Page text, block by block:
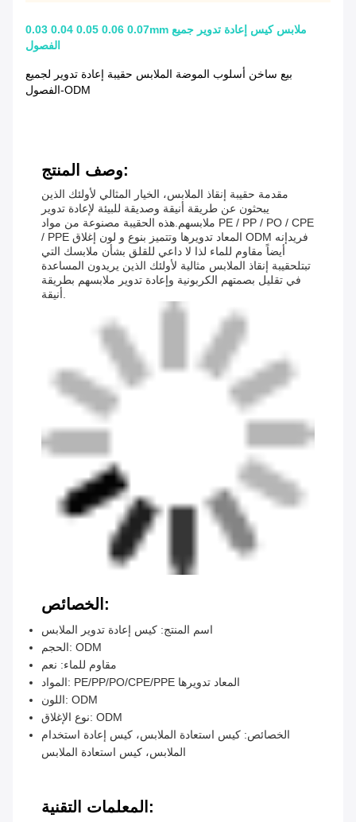
0.03 0.04 0.05 0.06 0.07mm ملابس كيس إعادة تدوير جميع
الفصول
بيع ساخن أسلوب الموضة الملابس حقيبة إعادة تدوير لجميع
الفصول-ODM
وصف المنتج:
مقدمة حقيبة إنقاذ الملابس، الخيار المثالي لأولئك الذين
يبحثون عن طريقة أنيقة وصديقة للبيئة لإعادة تدوير
ملابسهم.هذه الحقيبة مصنوعة من مواد PE / PP / PO / CPE
/ PPE المعاد تدويرها وتتميز بنوع و لون إغلاق ODM فريدإنه
أيضاً مقاوم للماء لذا لا داعي للقلق بشأن ملابسك التي
تبتلحقيبة إنقاذ الملابس مثالية لأولئك الذين يريدون المساعدة
في تقليل بصمتهم الكربونية وإعادة تدوير ملابسهم بطريقة
أنيقة.
الخصائص:
اسم المنتج: كيس إعادة تدوير الملابس
الحجم: ODM
مقاوم للماء: نعم
المواد: PE/PP/PO/CPE/PPE المعاد تدويرها
اللون: ODM
نوع الإغلاق: ODM
الخصائص: كيس استعادة الملابس، كيس إعادة استخدام
الملابس، كيس استعادة الملابس
المعلمات التقنية: